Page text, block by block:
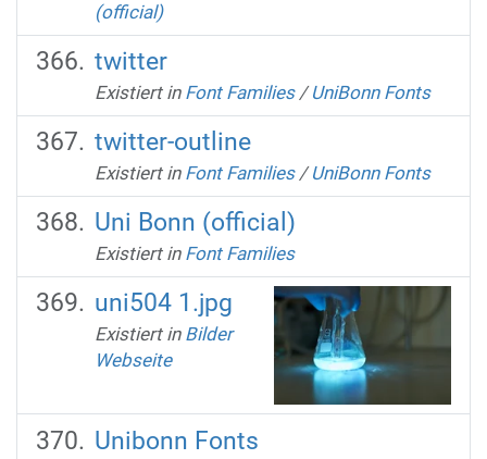
(official)
twitter
Existiert in Font Families /UniBonn Fonts
twitter-outline
Existiert in Font Families /UniBonn Fonts
Uni Bonn (official)
Existiert in Font Families
uni504 1.jpg
Existiert in Bilder
Webseite
Unibonn Fonts